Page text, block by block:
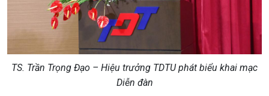
TS. Trần Trọng Đạo – Hiệu trưởng TDTU phát biểu khai mạc
Diễn đàn